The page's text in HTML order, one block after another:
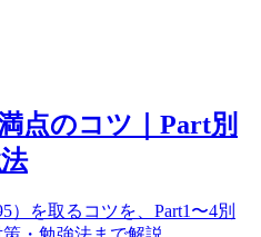
点のコツ｜Part別
）を取るコツを、Part1〜4別